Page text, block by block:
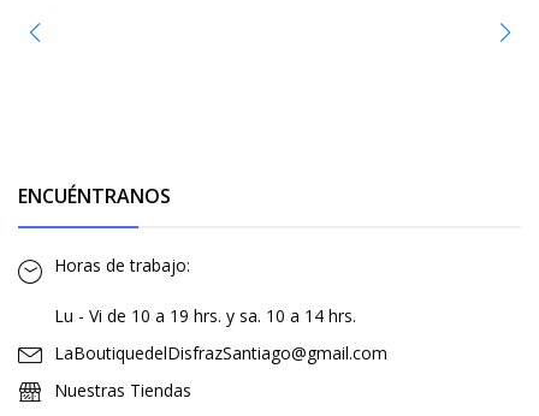
ENCUÉNTRANOS
Horas de trabajo:
Lu - Vi de 10 a 19 hrs. y sa. 10 a 14 hrs.
LaBoutiquedelDisfrazSantiago@gmail.com
Nuestras Tiendas